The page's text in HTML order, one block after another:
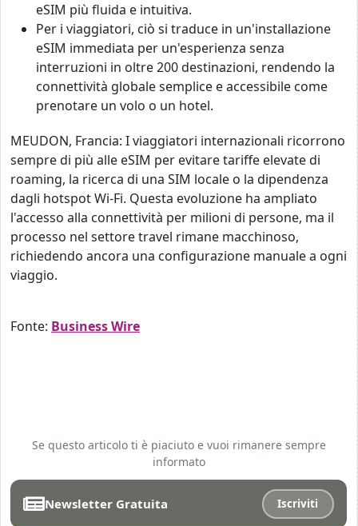
eSIM più fluida e intuitiva.
Per i viaggiatori, ciò si traduce in un'installazione
eSIM immediata per un'esperienza senza
interruzioni in oltre 200 destinazioni, rendendo la
connettività globale semplice e accessibile come
prenotare un volo o un hotel.
MEUDON, Francia: I viaggiatori internazionali ricorrono
sempre di più alle eSIM per evitare tariffe elevate di
roaming, la ricerca di una SIM locale o la dipendenza
dagli hotspot Wi-Fi. Questa evoluzione ha ampliato
l'accesso alla connettività per milioni di persone, ma il
processo nel settore travel rimane macchinoso,
richiedendo ancora una configurazione manuale a ogni
viaggio.
Fonte: Business Wire
Se questo articolo ti è piaciuto e vuoi rimanere sempre
informato
Newsletter Gratuita Iscriviti